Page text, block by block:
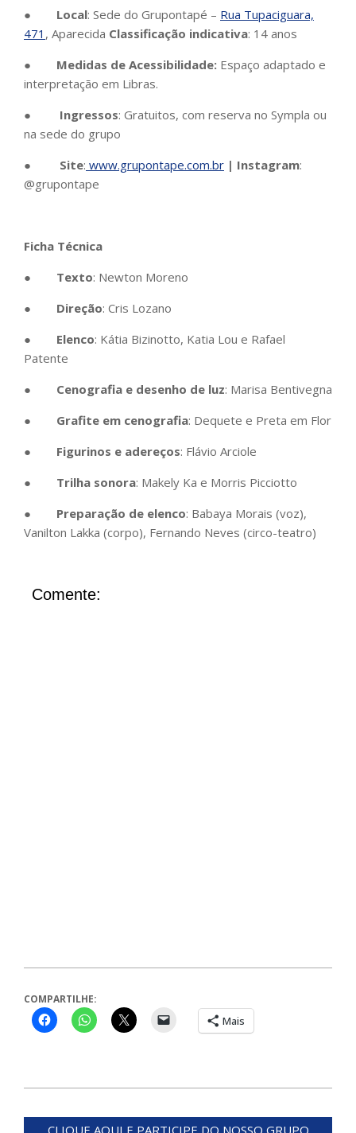
● Local: Sede do Grupontapé – Rua Tupaciguara,
471 , Aparecida Classificação indicativa: 14 anos
● Medidas de Acessibilidade: Espaço adaptado e
interpretação em Libras.
● Ingressos: Gratuitos, com reserva no Sympla ou
na sede do grupo
● Site: www.grupontape.com.br | Instagram:
@grupontape
Ficha Técnica
● Texto: Newton Moreno
● Direção: Cris Lozano
● Elenco: Kátia Bizinotto, Katia Lou e Rafael
Patente
● Cenografia e desenho de luz: Marisa Bentivegna
● Grafite em cenografia: Dequete e Preta em Flor
● Figurinos e adereços: Flávio Arciole
● Trilha sonora: Makely Ka e Morris Picciotto
● Preparação de elenco: Babaya Morais (voz),
Vanilton Lakka (corpo), Fernando Neves (circo-teatro)
Comente:
COMPARTILHE:
Mais
03-